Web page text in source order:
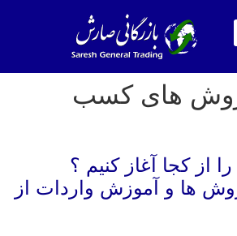
های کسب
از کجا آغاز کنیم ؟
ها و آموزش واردات از